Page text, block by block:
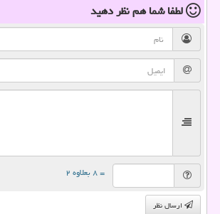
لطفا شما همنظر دهید
= ۸ بعلاوه ۲
ارسال نظر